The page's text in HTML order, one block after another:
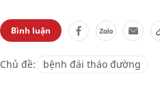
Bình luận
Chủ đề: bệnh đái tháo đường